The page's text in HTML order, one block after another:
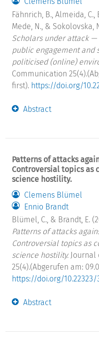
Fähnrich, B., Almeida, C.,
Mede, N., & Sokolovska,
Scholars under attack
public engagement and
politicised (online)
Communication
first). https://doi.org/
Abstract
Patterns of attacks
Controversial topics as
science hostility.
Clemens Blümel
Ennio Brandt
Blümel, C., & Brandt, E.
Patterns of attacks
Controversial topics as
science hostility. Journal
25(4).(Abgerufen am:
https://doi.org/10.22323/
Abstract